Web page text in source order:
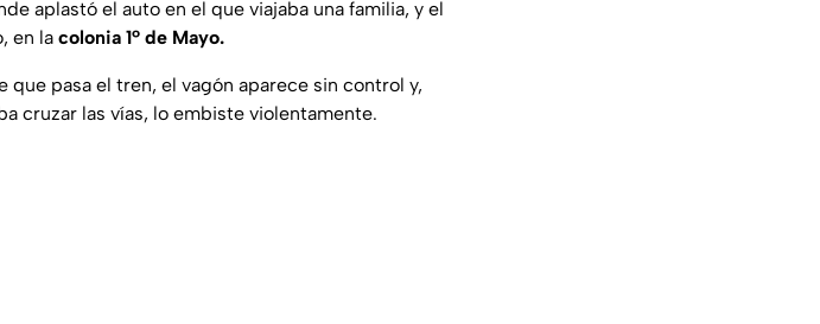
aplastó el auto en el que viajaba una familia, y el
en la colonia 1º de Mayo.
pasa el tren, el vagón aparece sin control y,
cruzar las vías, lo embiste violentamente.